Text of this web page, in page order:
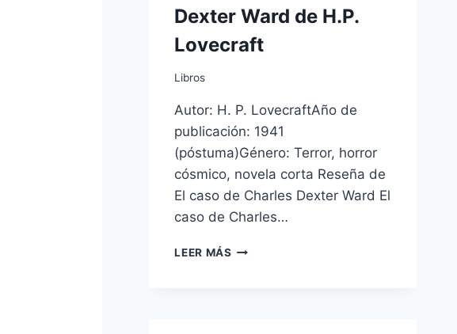
Dexter Ward de H.P.
Lovecraft
Libros
Autor: H. P. LovecraftAño de
publicación: 1941
(póstuma)Género: Terror, horror
cósmico, novela corta Reseña de
El caso de Charles Dexter Ward El
caso de Charles…
LEER MÁS EL